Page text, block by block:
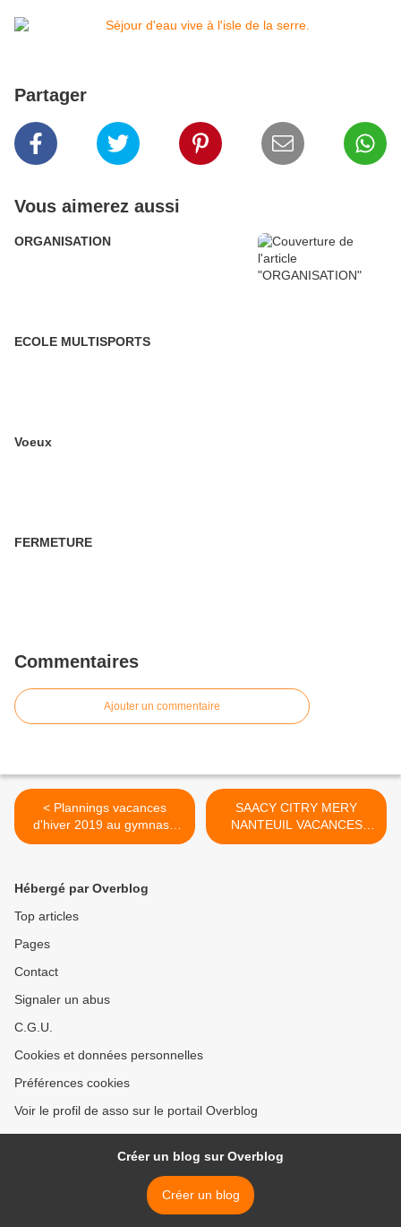
Partager
Vous aimerez aussi
ORGANISATION
ECOLE MULTISPORTS
Voeux
FERMETURE
Commentaires
Ajouter un commentaire
< Plannings vacances
d'hiver 2019 au gymnase
de reuil.
SAACY CITRY MERY
NANTEUIL VACANCES
FEVRIER >
Hébergé par Overblog
Top articles
Pages
Contact
Signaler un abus
C.G.U.
Cookies et données personnelles
Préférences cookies
Voir le profil de asso sur le portail Overblog
Créer un blog sur Overblog
Créer un blog